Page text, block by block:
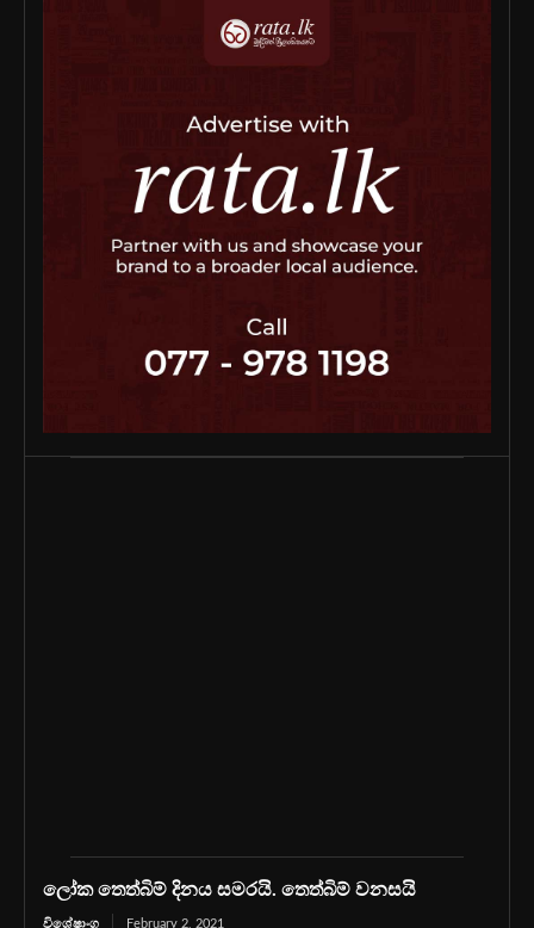
ලෝක තෙත්බිම් දිනය සමරයි. තෙත්බිම් වනසයි
විශේෂාංග February 2, 2021